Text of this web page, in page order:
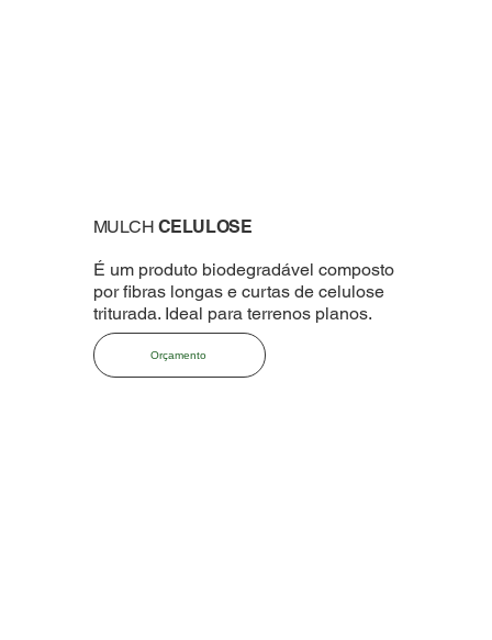
MULCH CELULOSE
É um produto biodegradável composto
por fibras longas e curtas de celulose
triturada. Ideal para terrenos planos.
Orçamento